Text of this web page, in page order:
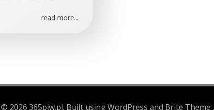
read more...
© 2026 365piw.pl. Built using WordPress and Brite Theme .